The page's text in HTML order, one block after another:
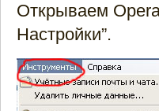
Открываем
Настройки”.